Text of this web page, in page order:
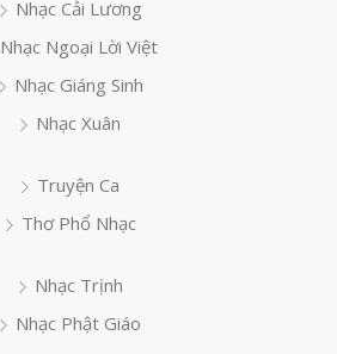
Nhạc Cải Lương
Nhạc Ngoại Lời Việt
Nhạc Giáng Sinh
Nhạc Xuân
Truyện Ca
Thơ Phổ Nhạc
Nhạc Trịnh
Nhạc Phật Giáo